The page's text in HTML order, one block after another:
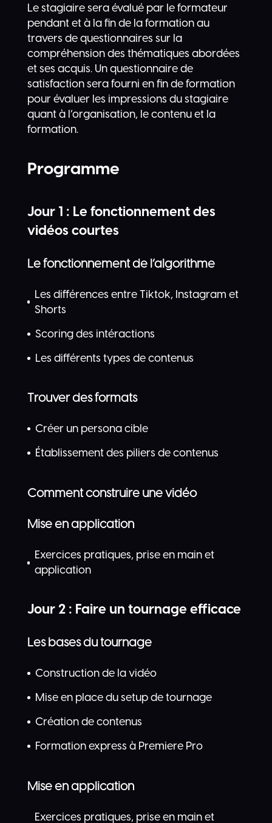
Le stagiaire sera évalué par le formateur
pendant et à la fin de la formation au
travers de questionnaires sur la
compréhension des thématiques abordées
et ses acquis. Un questionnaire de
satisfaction sera fourni en fin de formation
pour évaluer les impressions du stagiaire
quant à l’organisation, le contenu et la
formation.
Programme
Jour 1 : Le fonctionnement des
vidéos courtes
Le fonctionnement de l’algorithme
Les différences entre Tiktok, Instagram et
Shorts
Scoring des intéractions
Les différents types de contenus
Trouver des formats
Créer un persona cible
Établissement des piliers de contenus
Comment construire une vidéo
Mise en application
Exercices pratiques, prise en main et
application
Jour 2 : Faire un tournage efficace
Les bases du tournage
Construction de la vidéo
Mise en place du setup de tournage
Création de contenus
Formation express à Premiere Pro
Mise en application
Exercices pratiques, prise en main et